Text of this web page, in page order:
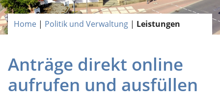
Home | Politik und Verwaltung | Leistungen
Anträge direkt online
aufrufen und ausfüllen